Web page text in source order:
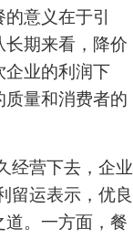
意义在于引
期来看，降价
企业的利润下
质量和消费者的
营下去，企业
留运表示，优良
道。一方面，餐